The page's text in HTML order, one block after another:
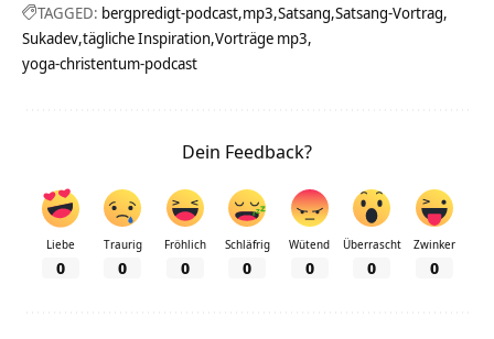
TAGGED: bergpredigt-podcast mp3 Satsang Satsang-Vortrag
Sukadev tägliche Inspiration Vorträge mp3
yoga-christentum-podcast
Dein Feedback?
Liebe
0
Traurig
0
Fröhlich
0
Schläfrig
0
Wütend
0
Überrascht
0
Zwinker
0